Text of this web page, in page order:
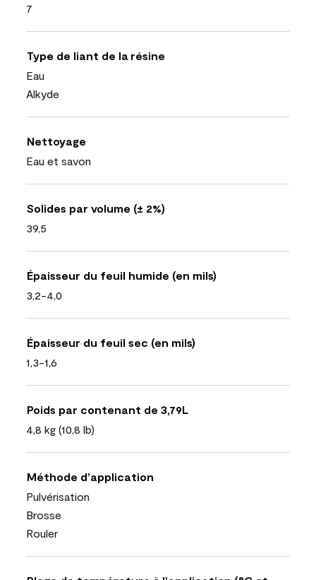
7
Type de liant de la résine
Eau
Alkyde
Nettoyage
Eau et savon
Solides par volume (± 2%)
39,5
Épaisseur du feuil humide (en mils)
3,2-4,0
Épaisseur du feuil sec (en mils)
1,3-1,6
Poids par contenant de 3,79L
4,8 kg (10,8 lb)
Méthode d’application
Pulvérisation
Brosse
Rouler